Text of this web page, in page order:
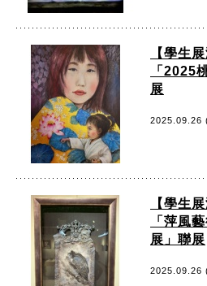
【學生
「2025
展
2025.09.26
【學生
「萍風
展」聯展
2025.09.26